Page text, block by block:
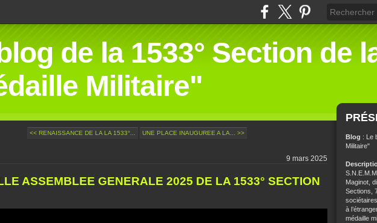
de la 1533° Section de
Militaire"
<< RENAISSANCE DE LA LA 1533°... UNE PLACE INAUGUREE A LA... >>
9 mars 2025
ASSEMBLEE GENERALE 2025 DE LA 1533° SECTION
Blog : Le
Militaire"
Maginot,
Sections,
à
médaille